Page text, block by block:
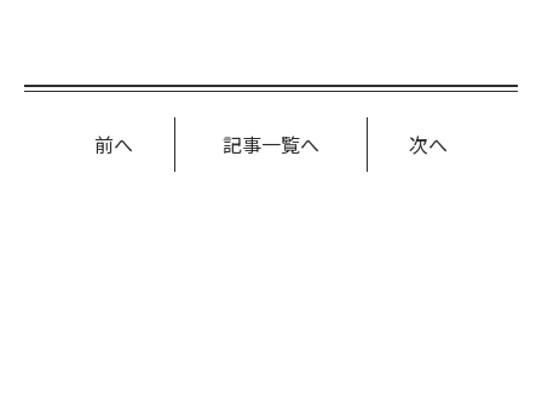
前へ 次へ
記事一覧へ